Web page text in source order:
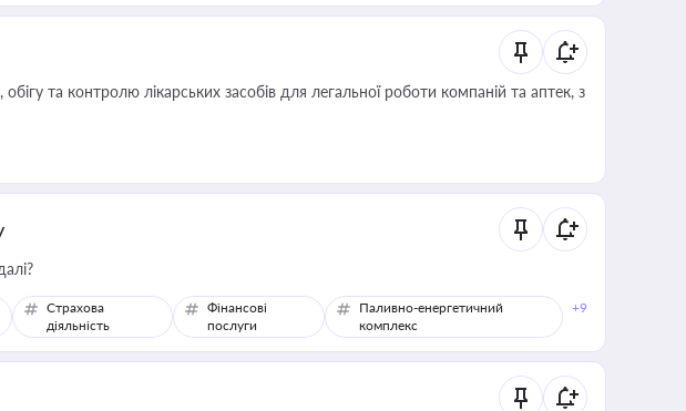
та контролю лікарських засобів для легальної роботи компаній та аптек, з
Страхова
діяльність
Фінансові
послуги
Паливно-енергетичний
комплекс
+9